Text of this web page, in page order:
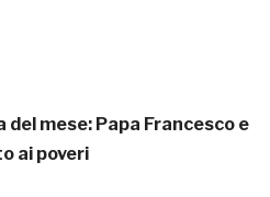
mese: Papa Francesco e
ai poveri